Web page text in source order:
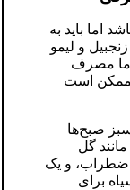
اما باید به
و لیمو
مصرف
ممکن است
صبح‌ها
گل
اضطراب، و یک
برای